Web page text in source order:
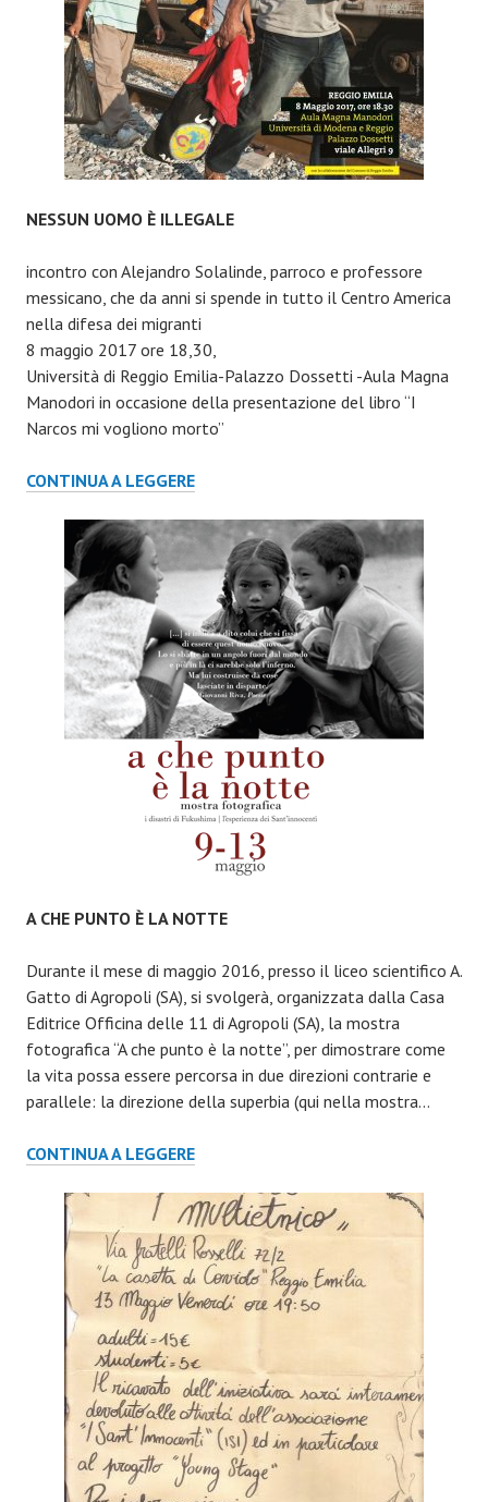
NESSUN UOMO È ILLEGALE
incontro con Alejandro Solalinde, parroco e professore
messicano, che da anni si spende in tutto il Centro America
nella difesa dei migranti
8 maggio 2017 ore 18,30,
Università di Reggio Emilia-Palazzo Dossetti -Aula Magna
Manodori in occasione della presentazione del libro “I
Narcos mi vogliono morto”
CONTINUA A LEGGERENESSUN
ILLEGALE
A CHE PUNTO È LA NOTTE
Durante il mese di maggio 2016, presso il liceo scientifico A.
Gatto di Agropoli (SA), si svolgerà, organizzata dalla Casa
Editrice Officina delle 11 di Agropoli (SA), la mostra
fotografica “A che punto è la notte”, per dimostrare come
la vita possa essere percorsa in due direzioni contrarie e
parallele: la direzione della superbia (qui nella mostra…
CONTINUA A LEGGEREA
PUNTO
È
LA
NOTTE